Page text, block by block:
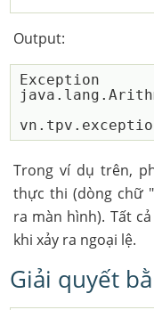
Output:
Trong ví dụ trên,
thực thi (dòng chữ
ra màn hình). Tất
khi xảy ra ngoại lệ.
Giải quyết